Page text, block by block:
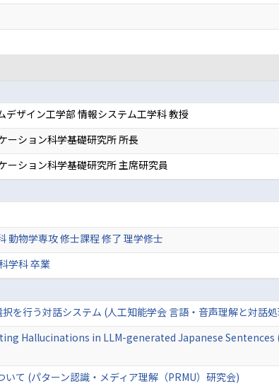
デザイン工学部 情報システム工学科 教授
ション科学基礎研究所 所長
ション科学基礎研究所 主席研究員
動物学専攻 修士課程 修了 理学修士
学科 卒業
を行う対話システム (人工知能学会 言語・音声理解と対話
Hallucinations in LLM-generated Japanese Sentences
て (パターン認識・メディア理解（PRMU）研究会)